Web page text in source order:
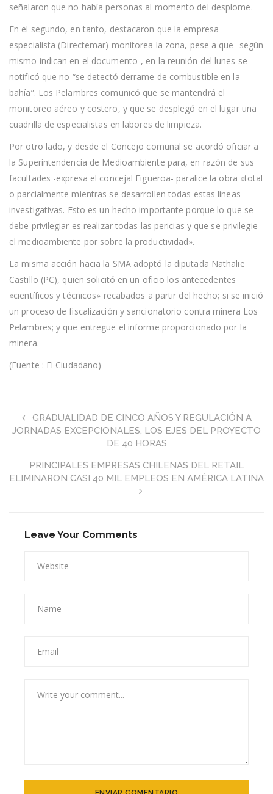
señalaron que no había personas al momento del desplome.
En el segundo, en tanto, destacaron que la empresa
especialista (Directemar) monitorea la zona, pese a que -según
mismo indican en el documento-, en la reunión del lunes se
notificó que no “se detectó derrame de combustible en la
bahía”. Los Pelambres comunicó que se mantendrá el
monitoreo aéreo y costero, y que se desplegó en el lugar una
cuadrilla de especialistas en labores de limpieza.
Por otro lado, y desde el Concejo comunal se acordó oficiar a
la Superintendencia de Medioambiente para, en razón de sus
facultades -expresa el concejal Figueroa- paralice la obra «total
o parcialmente mientras se desarrollen todas estas líneas
investigativas. Esto es un hecho importante porque lo que se
debe privilegiar es realizar todas las pericias y que se privilegie
el medioambiente por sobre la productividad».
La misma acción hacia la SMA adoptó la diputada Nathalie
Castillo (PC), quien solicitó en un oficio los antecedentes
«científicos y técnicos» recabados a partir del hecho; si se inició
un proceso de fiscalización y sancionatorio contra minera Los
Pelambres; y que entregue el informe proporcionado por la
minera.
(Fuente : El Ciudadano)
GRADUALIDAD DE CINCO AÑOS Y REGULACIÓN A
JORNADAS EXCEPCIONALES, LOS EJES DEL PROYECTO
DE 40 HORAS
PRINCIPALES EMPRESAS CHILENAS DEL RETAIL
ELIMINARON CASI 40 MIL EMPLEOS EN AMÉRICA LATINA
Leave Your Comments